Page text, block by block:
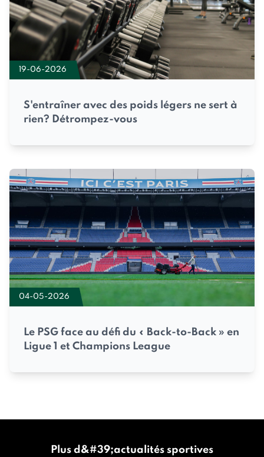
19-06-2026
S'entraîner avec des poids légers ne sert à
rien? Détrompez-vous
04-05-2026
Le PSG face au défi du « Back-to-Back » en
Ligue 1 et Champions League
Plus d&#39;actualités sportives